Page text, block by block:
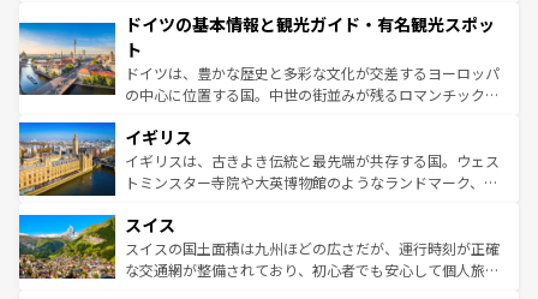
せる。地方によって風土や気候が異なるスペインはその個
ンテンツ一覧 を参照してほしい。
で、幅広い魅力が詰まっている。華麗な宮殿、歴史的な大
聖堂、美しいビーチ、そして豊かな自然が、訪れる者を心
から魅了する。また、フランスは美食の国としても知ら
れ、フランス料理はユネスコ無形文化遺産にも登録されて
香り高いラベンダー畑など、多彩な楽しみ方が可能だ。さ
らに、パリ以外の地域にも魅力が溢れており、どの街角に
も豊かな歴史と文化が息づいている。パリ以外の個性あふ
を参照してほしい。
ドイツの基本情報と観光ガイド・有名観光スポッ
ト
ドイツは、豊かな歴史と多彩な文化が交差するヨーロッパ
の中心に位置する国。中世の街並みが残るロマンチック街
顔を持つこの国は、どこを歩いても飽きることがない。ベ
ルリンの文化的活気、バイエルン州のアルプスの絶景、そ
してライン川沿いのワイン畑といった風景は必見。ビール
は、お酒好きな人にはぜひ体験してほしい。 なお、新着の
ドイツ情報はコンテンツ一覧を参照してほしい。
イギリス
イギリスは、古きよき伝統と最先端が共存する国。ウェス
トミンスター寺院や大英博物館のようなランドマーク、歴
リアごとに異なる魅力がある。また、優雅なアフタヌーン
ティー、ビール好きにはたまらない英国パブ、サッカー観
戦など、本場だからこそできる体験も豊富。イギリスを旅
スイス
スイスの国土面積は九州ほどの広さだが、運行時刻が正確
な交通網が整備されており、初心者でも安心して個人旅行